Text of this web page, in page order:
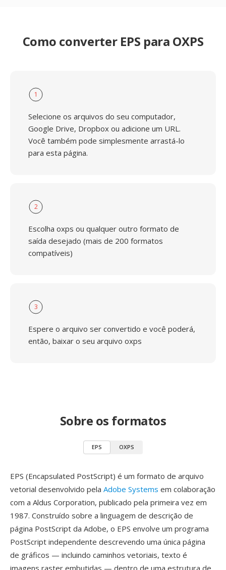
Como converter EPS para OXPS
1
Selecione os arquivos do seu computador,
Google Drive, Dropbox ou adicione um URL.
Você também pode simplesmente arrastá-lo
para esta página.
2
Escolha oxps ou qualquer outro formato de
saída desejado (mais de 200 formatos
compatíveis)
3
Espere o arquivo ser convertido e você poderá,
então, baixar o seu arquivo oxps
Sobre os formatos
EPS OXPS
EPS (Encapsulated PostScript) é um formato de arquivo
vetorial desenvolvido pela Adobe Systems em colaboração
com a Aldus Corporation, publicado pela primeira vez em
1987. Construído sobre a linguagem de descrição de
página PostScript da Adobe, o EPS envolve um programa
PostScript independente descrevendo uma única página
de gráficos — incluindo caminhos vetoriais, texto é
imagens raster embutidas — dentro de uma estrutura de